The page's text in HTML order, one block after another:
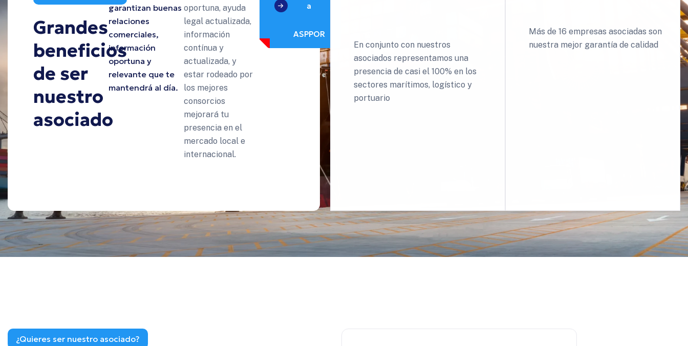
Grandes
beneficios
de ser
nuestro
asociado
garantizan buenas
relaciones
comerciales,
información
oportuna y
relevante que te
mantendrá al día.
oportuna, ayuda
legal actualizada,
información
contínua y
actualizada, y
estar rodeado por
los mejores
consorcios
mejorará tu
presencia en el
mercado local e
internacional.
a
ASPPOR
Más de 16 empresas asociadas son
nuestra mejor garantía de calidad
En conjunto con nuestros
asociados representamos una
presencia de casi el 100% en los
sectores marítimos, logístico y
portuario
¿Quieres ser nuestro asociado?